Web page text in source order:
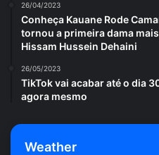
26/04/2023
Conheça Kauane Rode
tornou a primeira dama
Hissam Hussein Dehaini
26/05/2023
TikTok vai acabar até o dia
agora mesmo
Weather